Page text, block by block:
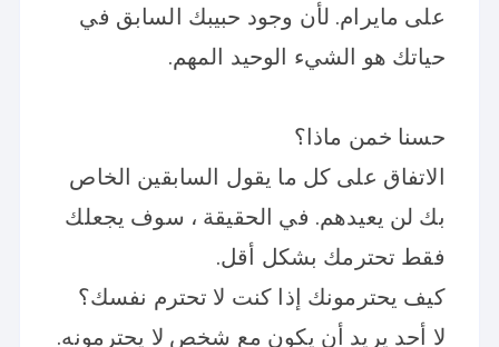
على مايرام. لأن وجود حبيبك السابق في
حياتك هو الشيء الوحيد المهم.
حسنا خمن ماذا؟
الاتفاق على كل ما يقول السابقين الخاص
بك لن يعيدهم. في الحقيقة ، سوف يجعلك
فقط تحترمك بشكل أقل.
كيف يحترمونك إذا كنت لا تحترم نفسك؟
لا أحد يريد أن يكون مع شخص لا يحترمونه.